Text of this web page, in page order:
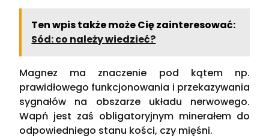
Ten wpis także może Cię zainteresować:
Sód: co należy wiedzieć?
Magnez ma znaczenie pod kątem np.
prawidłowego funkcjonowania i przekazywania
sygnałów na obszarze układu nerwowego.
Wapń jest zaś obligatoryjnym minerałem do
odpowiedniego stanu kości, czy mięśni.